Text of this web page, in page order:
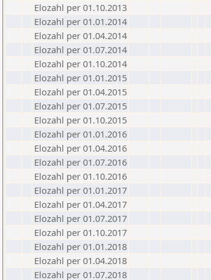
Elozahl per 01.10.2013
Elozahl per 01.01.2014
Elozahl per 01.04.2014
Elozahl per 01.07.2014
Elozahl per 01.10.2014
Elozahl per 01.01.2015
Elozahl per 01.04.2015
Elozahl per 01.07.2015
Elozahl per 01.10.2015
Elozahl per 01.01.2016
Elozahl per 01.04.2016
Elozahl per 01.07.2016
Elozahl per 01.10.2016
Elozahl per 01.01.2017
Elozahl per 01.04.2017
Elozahl per 01.07.2017
Elozahl per 01.10.2017
Elozahl per 01.01.2018
Elozahl per 01.04.2018
Elozahl per 01.07.2018